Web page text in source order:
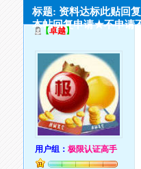
标题: 资料达标此贴回
本帖回复申请★不申请
【卓越】
用户组：极限认证高手